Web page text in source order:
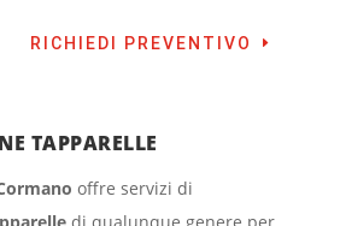
RICHIEDI PREVENTIVO
TAPPARELLE
offre servizi di